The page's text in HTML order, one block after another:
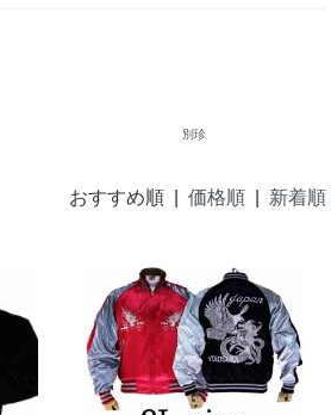
お問い合わせ(Contact Us)
別珍
おすすめ順 | 価格順| 新着順